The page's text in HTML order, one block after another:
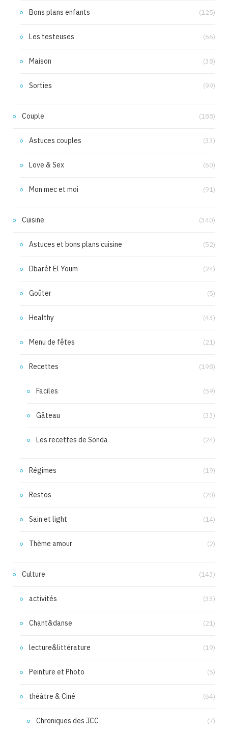
Bons plans enfants (125)
Les testeuses (66)
Maison (38)
Sorties (99)
Couple (188)
Astuces couples (33)
Love & Sex (60)
Mon mec et moi (91)
Cuisine (340)
Astuces et bons plans cuisine (52)
Dbarét El Youm (24)
Goûter (5)
Healthy (43)
Menu de fêtes (21)
Recettes (198)
Faciles (59)
Gâteau (33)
Les recettes de Sonda (24)
Régimes (19)
Restos (20)
Sain et light (14)
Thème amour (2)
Culture (143)
activités (33)
Chant&danse (21)
lecture&littérature (19)
Peinture et Photo (5)
théâtre & Ciné (64)
Chroniques des JCC (7)